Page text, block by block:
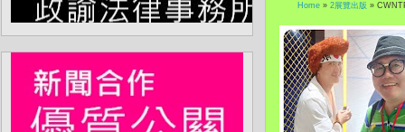
Home » 2展覽出版 »